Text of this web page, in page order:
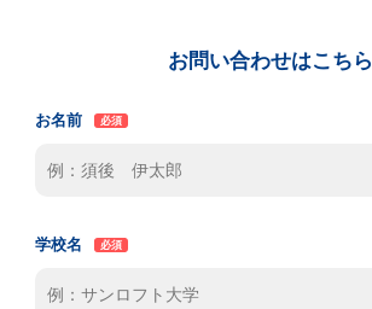
お問い合わせはこちら
お名前
学校名